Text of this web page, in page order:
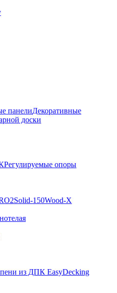
панелиДекоративные
доски
Регулируемые опоры
Solid-150Wood-X
из ДПК EasyDecking